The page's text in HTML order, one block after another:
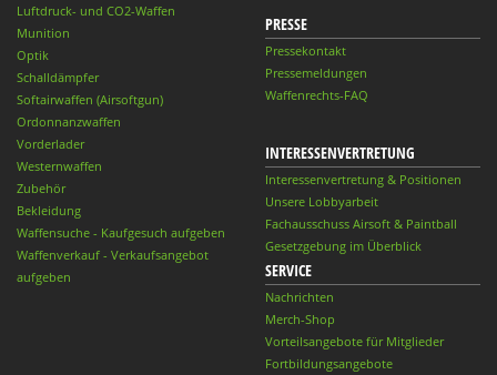
Luftdruck- und CO2-Waffen
Munition
Optik
Schalldämpfer
Softairwaffen (Airsoftgun)
Ordonnanzwaffen
Vorderlader
Westernwaffen
Zubehör
Bekleidung
Waffensuche - Kaufgesuch aufgeben
Waffenverkauf - Verkaufsangebot
aufgeben
PRESSE
Pressekontakt
Pressemeldungen
Waffenrechts-FAQ
INTERESSENVERTRETUNG
Interessenvertretung & Positionen
Unsere Lobbyarbeit
Fachausschuss Airsoft & Paintball
Gesetzgebung im Überblick
SERVICE
Nachrichten
Merch-Shop
Vorteilsangebote für Mitglieder
Fortbildungsangebote